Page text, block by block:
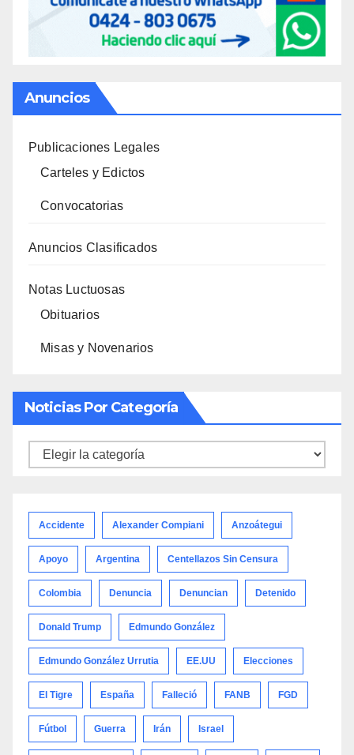
Anuncios
Publicaciones Legales
Carteles y Edictos
Convocatorias
Anuncios Clasificados
Notas Luctuosas
Obituarios
Misas y Novenarios
Noticias Por Categoría
Noticias
Accidente Alexander Compiani Anzoátegui
Apoyo Argentina Centellazos Sin Censura
Colombia Denuncia Denuncian Detenido
Donald Trump Edmundo González
Edmundo González Urrutia EE.UU Elecciones
El Tigre España Falleció FANB FGD
Fútbol Guerra Irán Israel